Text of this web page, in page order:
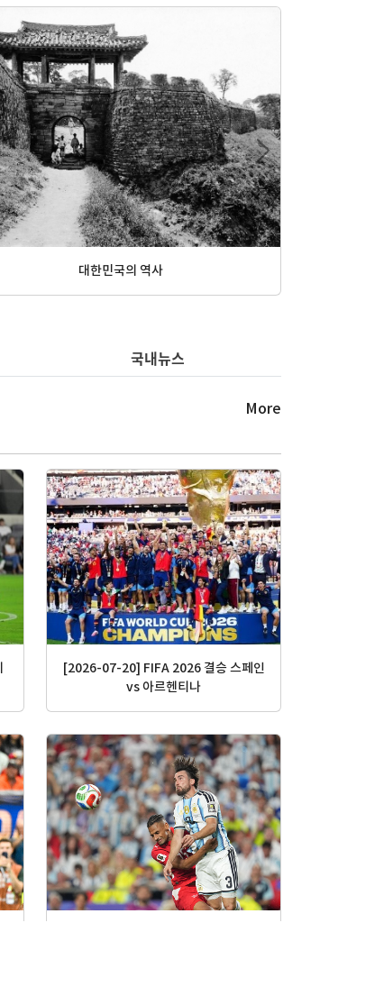
주제별 명화 - 계절[겨울]
Next
국내뉴스
More
[2026-07-20] FIFA 2026 결승 스페인
vs 아르헨티나